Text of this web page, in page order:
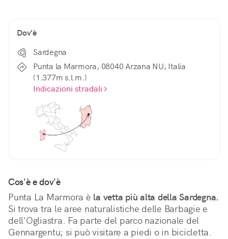
Dov'è
Sardegna
Punta la Marmora, 08040 Arzana NU, Italia
(1.377m s.l.m.)
Indicazioni stradali
Cos'è e dov'è
Punta La Marmora è la vetta più alta della Sardegna.
Si trova tra le aree naturalistiche delle Barbagie e
dell'Ogliastra. Fa parte del parco nazionale del
Gennargentu; si può visitare a piedi o in bicicletta.